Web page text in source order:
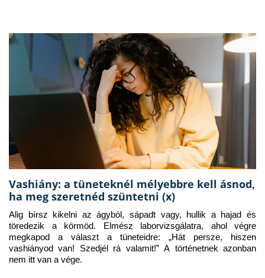
Vashiány: a tüneteknél mélyebbre kell ásnod,
ha meg szeretnéd szüntetni (x)
Alig bírsz kikelni az ágyból, sápadt vagy, hullik a hajad és
töredezik a körmöd. Elmész laborvizsgálatra, ahol végre
megkapod a választ a tüneteidre: „Hát persze, hiszen
vashiányod van! Szedjél rá valamit!” A történetnek azonban
nem itt van a vége.